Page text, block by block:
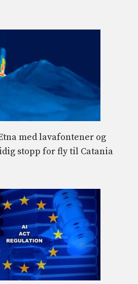
med lavafontener og
stopp for fly til Catania